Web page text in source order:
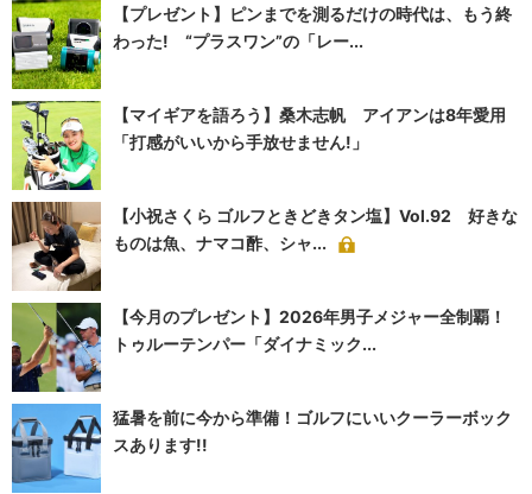
【プレゼント】ピンまでを測るだけの時代は、もう終
わった! “プラスワン”の「レー...
【マイギアを語ろう】桑木志帆 アイアンは8年愛用
「打感がいいから手放せません!」
【小祝さくら ゴルフときどきタン塩】Vol.92 好きな
ものは魚、ナマコ酢、シャ...
【今月のプレゼント】2026年男子メジャー全制覇！
トゥルーテンパー「ダイナミック...
猛暑を前に今から準備！ゴルフにいいクーラーボック
スあります!!